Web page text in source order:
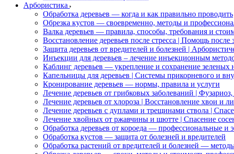
Арбористика
Обработка деревьев — когда и как правильно проводить
Обрезка кустов — своевременно, методы и
Валка деревьев — правила, способы, требования и
Восстановление деревьев после стресса | Помощь
Защита деревьев от вредителей и болезней |
Инъекции для деревьев – лечение инъекционным
Каблинг деревьев — укрепление и сохранение зеленых
Капельницы для деревьев | Системы прикорневого и
Кронирование деревьев — нормы, правила и услуги
Лечение деревьев от грибковых заболеваний |
Лечение деревьев от хлороза | Восстановление хвои
Лечение деревьев с дуплами и трещинами ствола |
Лечение хвойных от ржавчины и шютте | Спасение
Обработка деревьев от короеда — профессиональные
Обработка кустов — защита от болезней и вредителей
Обработка растений от вредителей и болезней —